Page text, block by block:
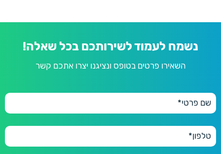
נשמח לעמוד לשירותכם בכל שאלה!
השאירו פרטים בטופס ונציגנו יצרו אתכם קשר